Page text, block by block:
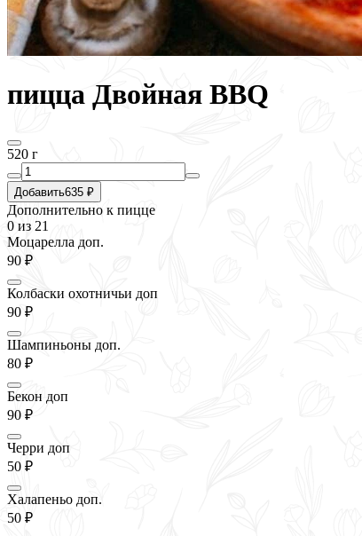
пицца Двойная BBQ
520 г
Добавить635 ₽
Дополнительно к пицце
0 из 21
Моцарелла доп.
90 ₽
Колбаски охотничьи доп
90 ₽
Шампиньоны доп.
80 ₽
Бекон доп
90 ₽
Черри доп
50 ₽
Халапеньо доп.
50 ₽